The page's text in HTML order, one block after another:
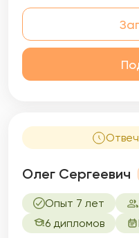
Олег Сергеевич
Опыт 7 лет
6 дипломов